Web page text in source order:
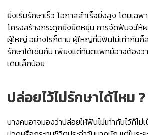
ยิ่งเริ่มรักษาเร็ว โอกาสสำเร็จยิ่งสูง โดยเฉพ
โครงสร้างกระดูกยังยืดหยุ่น การจัดฟันจะให้ผ
ผู้ใหญ่ อย่างไรก็ตาม ผู้ใหญ่ที่มีฟันไม่เท่ากันก็ส
รักษาได้เช่นกัน เพียงแต่ทันตแพทย์อาจต้องว
เดิมเล็กน้อย
ปล่อยไว้ไม่รักษาได้ไหม ?
บางคนอาจมองว่าปล่อยให้ฟันไม่เท่ากันไว้ก็ไม่เ